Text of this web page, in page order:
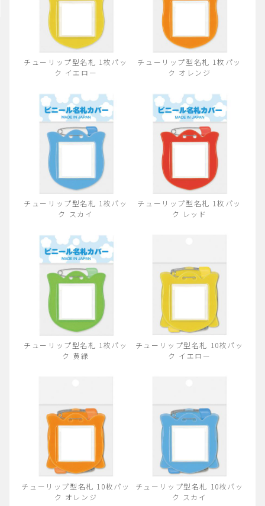
チューリップ型名札 1枚パッ
ク イエロー
チューリップ型名札 1枚パッ
ク オレンジ
チューリップ型名札 1枚パッ
ク スカイ
チューリップ型名札 1枚パッ
ク レッド
チューリップ型名札 1枚パッ
ク 黄緑
チューリップ型名札 10枚パッ
ク イエロー
チューリップ型名札 10枚パッ
ク オレンジ
チューリップ型名札 10枚パッ
ク スカイ